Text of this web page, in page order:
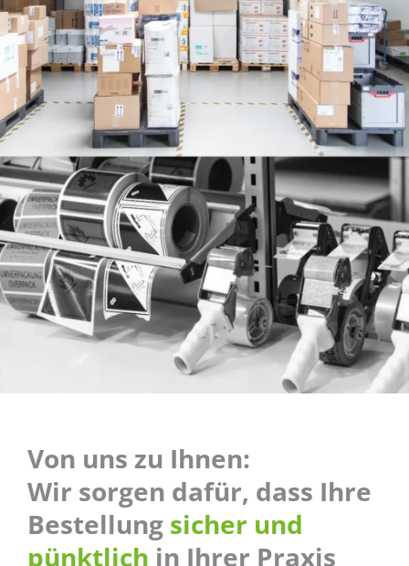
Von uns zu Ihnen:
Wir sorgen dafür, dass Ihre
Bestellung sicher und
pünktlich in Ihrer Praxis